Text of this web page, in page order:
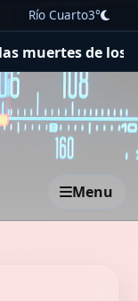
Río Cuarto3°
helicóptero
Menu